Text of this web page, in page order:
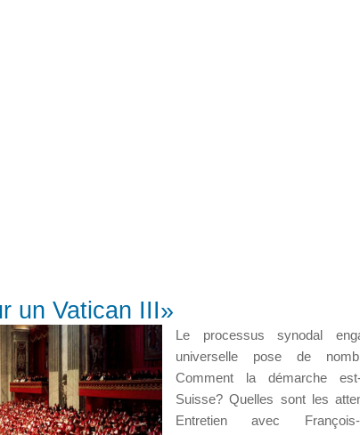
un Vatican III»
Le processus synodal
universelle pose de
Comment la démarche
Suisse? Quelles sont les
Entretien avec